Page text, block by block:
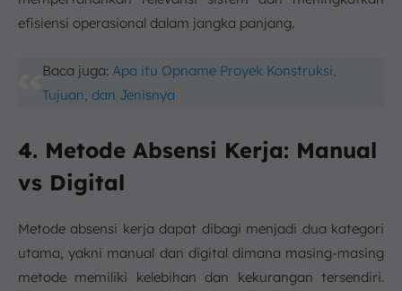
efisiensi operasional dalam jangka panjang.
Baca juga: Apa itu Opname Proyek Konstruksi,
Tujuan, dan Jenisnya
4. Metode Absensi Kerja: Manual
vs Digital
Metode absensi kerja dapat dibagi menjadi dua kategori
utama, yakni manual dan digital dimana masing-masing
metode memiliki kelebihan dan kekurangan tersendiri.